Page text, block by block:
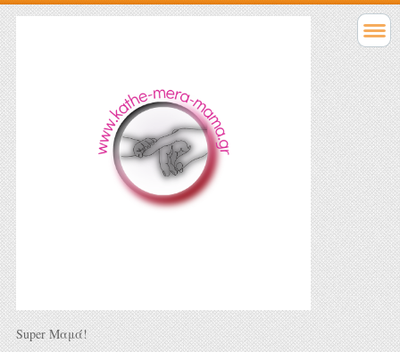
Super Μαμά!